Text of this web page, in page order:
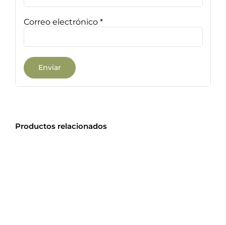
Correo electrónico *
Productos relacionados